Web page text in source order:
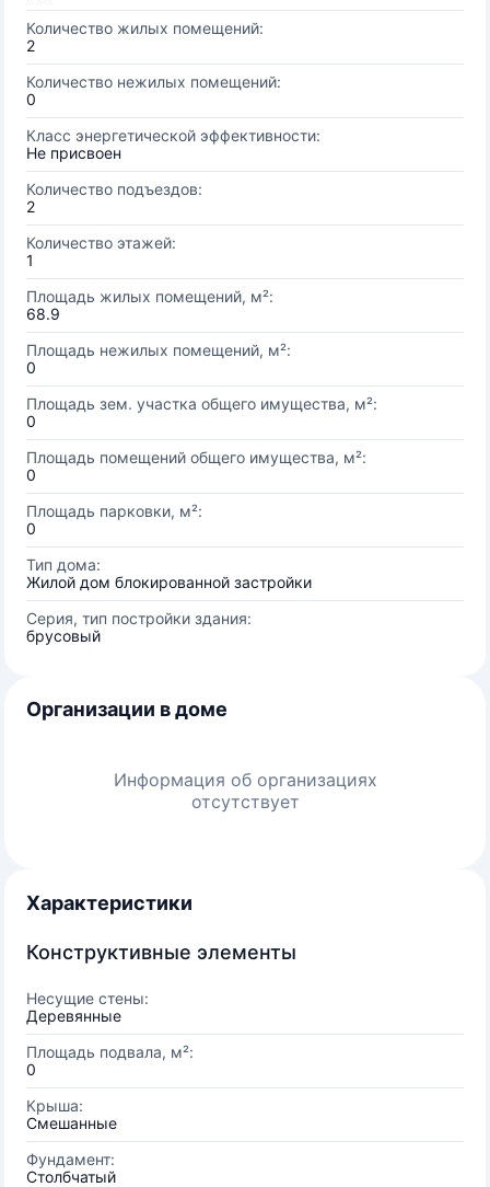
Количество жилых помещений:
2
Количество нежилых помещений:
0
Класс энергетической эффективности:
Не присвоен
Количество подъездов:
2
Количество этажей:
1
Площадь жилых помещений, м²:
68.9
Площадь нежилых помещений, м²:
0
Площадь зем. участка общего имущества, м²:
0
Площадь помещений общего имущества, м²:
0
Площадь парковки, м²:
0
Тип дома:
Жилой дом блокированной застройки
Серия, тип постройки здания:
брусовый
Организации в доме
Информация об организациях
отсутствует
Характеристики
Конструктивные элементы
Несущие стены:
Деревянные
Площадь подвала, м²:
0
Крыша:
Смешанные
Фундамент:
Столбчатый